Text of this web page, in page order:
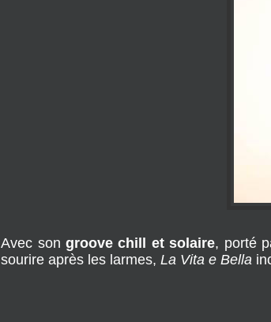
Avec songroove chill et solaire, porté
sourire après les larmes,La Vita e Bella